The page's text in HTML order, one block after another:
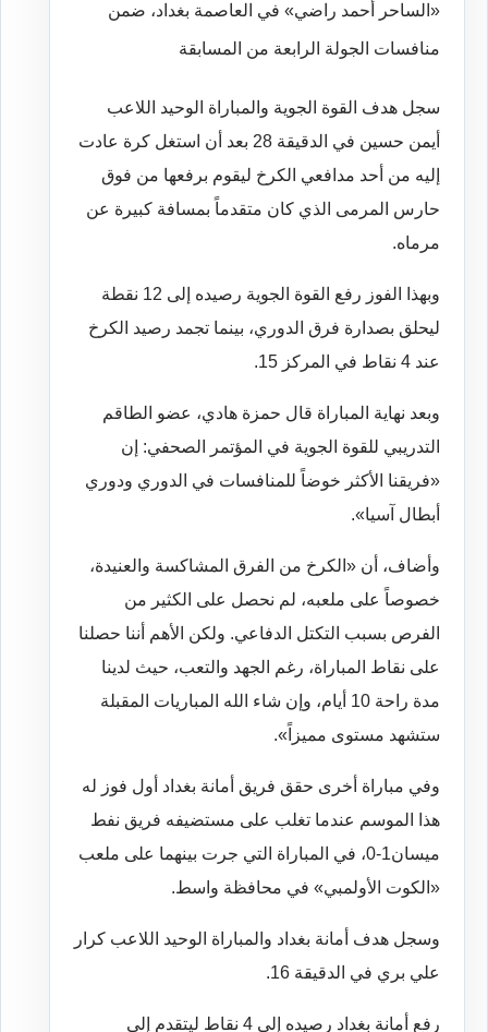
«الساحر أحمد راضي» في العاصمة بغداد، ضمن
منافسات الجولة الرابعة من المسابقة
سجل هدف القوة الجوية والمباراة الوحيد اللاعب
أيمن حسين في الدقيقة 28 بعد أن استغل كرة عادت
إليه من أحد مدافعي الكرخ ليقوم برفعها من فوق
حارس المرمى الذي كان متقدماً بمسافة كبيرة عن
مرماه.
وبهذا الفوز رفع القوة الجوية رصيده إلى 12 نقطة
ليحلق بصدارة فرق الدوري، بينما تجمد رصيد الكرخ
عند 4 نقاط في المركز 15.
وبعد نهاية المباراة قال حمزة هادي، عضو الطاقم
التدريبي للقوة الجوية في المؤتمر الصحفي: إن
«فريقنا الأكثر خوضاً للمنافسات في الدوري ودوري
أبطال آسيا».
وأضاف، أن «الكرخ من الفرق المشاكسة والعنيدة،
خصوصاً على ملعبه، لم نحصل على الكثير من
الفرص بسبب التكتل الدفاعي. ولكن الأهم أننا حصلنا
على نقاط المباراة، رغم الجهد والتعب، حيث لدينا
مدة راحة 10 أيام، وإن شاء الله المباريات المقبلة
ستشهد مستوى مميزاً».
وفي مباراة أخرى حقق فريق أمانة بغداد أول فوز له
هذا الموسم عندما تغلب على مستضيفه فريق نفط
ميسان1-0، في المباراة التي جرت بينهما على ملعب
«الكوت الأولمبي» في محافظة واسط.
وسجل هدف أمانة بغداد والمباراة الوحيد اللاعب كرار
علي بري في الدقيقة 16.
رفع أمانة بغداد رصيده إلى 4 نقاط ليتقدم إلى